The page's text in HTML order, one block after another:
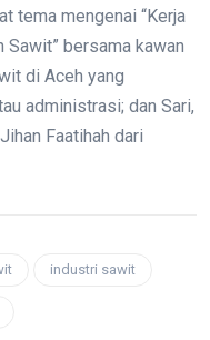
tema mengenai “Kerja
Sawit” bersama kawan
di Aceh yang
administrasi; dan Sari,
Faatihah dari
industri sawit